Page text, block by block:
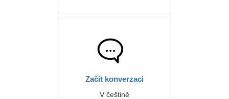
Začít konverzaci
V češtině